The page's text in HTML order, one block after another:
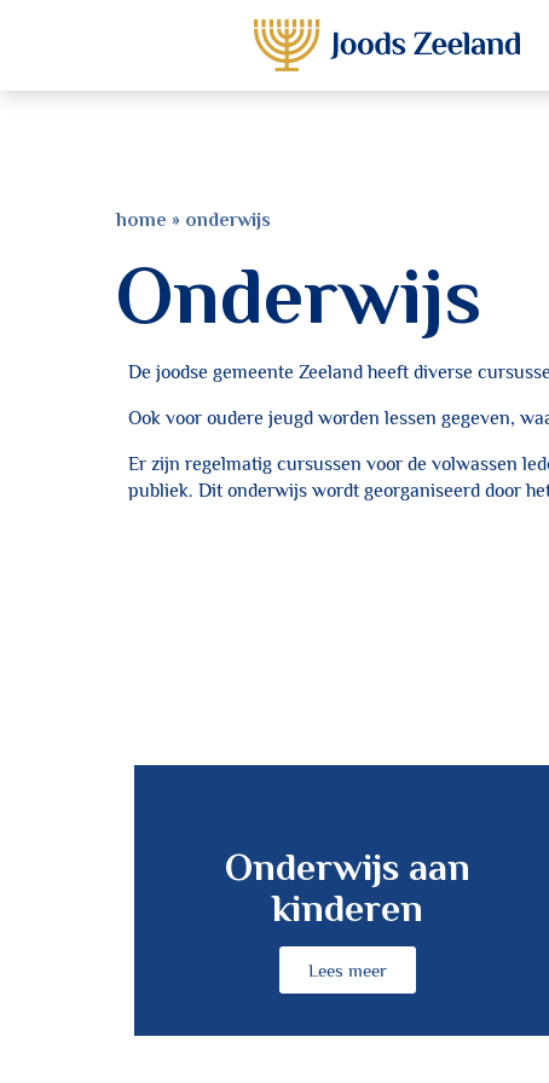
home » onderwijs
Onderwijs
De joodse gemeente Zeeland heeft diverse
Ook voor oudere jeugd worden lessen gegeven,
Er zijn regelmatig cursussen voor de volwassen
publiek. Dit onderwijs wordt georganiseerd door
Onderwijs aan
kinderen
Lees meer